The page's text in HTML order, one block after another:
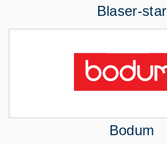
Blaser-star
Bodum